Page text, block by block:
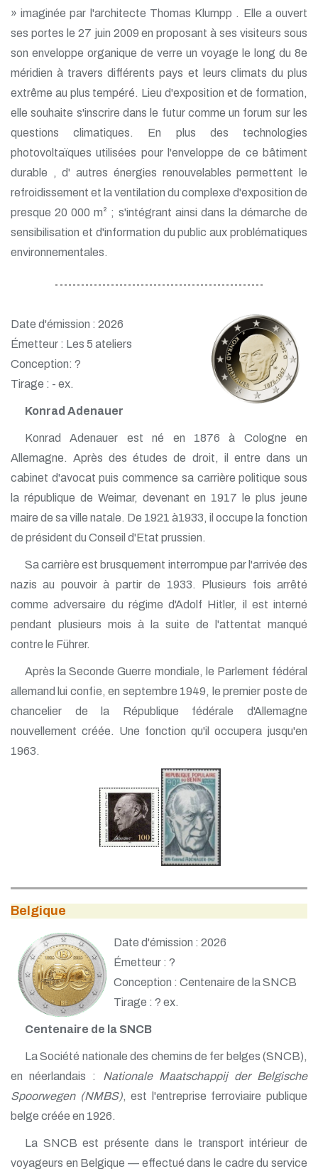
» imaginée par l'architecte Thomas Klumpp . Elle a ouvert
ses portes le 27 juin 2009 en proposant à ses visiteurs sous
son enveloppe organique de verre un voyage le long du 8e
méridien à travers différents pays et leurs climats du plus
extrême au plus tempéré. Lieu d'exposition et de formation,
elle souhaite s'inscrire dans le futur comme un forum sur les
questions climatiques. En plus des technologies
photovoltaïques utilisées pour l'enveloppe de ce bâtiment
durable , d' autres énergies renouvelables permettent le
refroidissement et la ventilation du complexe d'exposition de
presque 20 000 m² ; s'intégrant ainsi dans la démarche de
sensibilisation et d'information du public aux problématiques
environnementales.
Date d'émission : 2026
Émetteur : Les 5 ateliers
Conception: ?
Tirage : - ex.
Konrad Adenauer
Konrad Adenauer est né en 1876 à Cologne en
Allemagne. Après des études de droit, il entre dans un
cabinet d'avocat puis commence sa carrière politique sous
la république de Weimar, devenant en 1917 le plus jeune
maire de sa ville natale. De 1921 à1933, il occupe la fonction
de président du Conseil d'Etat prussien.
Sa carrière est brusquement interrompue par l'arrivée des
nazis au pouvoir à partir de 1933. Plusieurs fois arrêté
comme adversaire du régime d'Adolf Hitler, il est interné
pendant plusieurs mois à la suite de l'attentat manqué
contre le Führer.
Après la Seconde Guerre mondiale, le Parlement fédéral
allemand lui confie, en septembre 1949, le premier poste de
chancelier de la République fédérale d'Allemagne
nouvellement créée. Une fonction qu'il occupera jusqu'en
1963.
Belgique
Date d'émission : 2026
Émetteur : ?
Conception : Centenaire de la SNCB
Tirage : ? ex.
Centenaire de la SNCB
La Société nationale des chemins de fer belges (SNCB),
en néerlandais : Nationale Maatschappij der Belgische
Spoorwegen (NMBS), est l'entreprise ferroviaire publique
belge créée en 1926.
La SNCB est présente dans le transport intérieur de
voyageurs en Belgique — effectué dans le cadre du service